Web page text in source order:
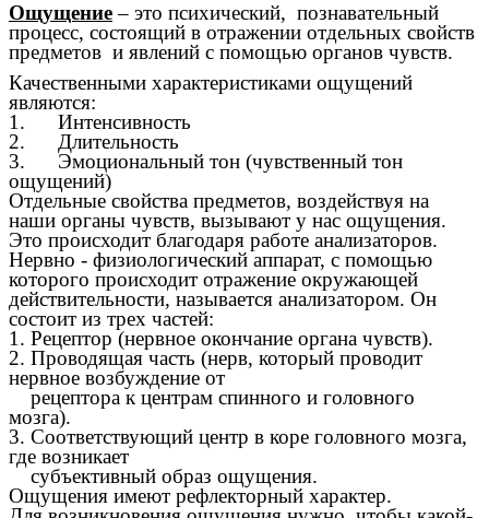
Ощущение– это психический, познавательный
процесс, состоящий в отражении отдельных свойств
предметов и явлений с помощью органов чувств.
Качественными характеристиками ощущений
являются:
1. Интенсивность
2. Длительность
3. Эмоциональный тон (чувственный тон
ощущений)
Отдельные свойства предметов, воздействуя на
наши органы чувств, вызывают у нас ощущения.
Это происходит благодаря работе анализаторов.
Нервно - физиологический аппарат, с помощью
которого происходит отражение окружающей
действительности, называется анализатором. Он
состоит из трех частей:
1. Рецептор (нервное окончание органа чувств).
2. Проводящая часть (нерв, который проводит
нервное возбуждение от
рецептора к центрам спинного и головного
мозга).
3. Соответствующий центр в коре головного мозга,
где возникает
субъективный образ ощущения.
Ощущения имеют рефлекторный характер.